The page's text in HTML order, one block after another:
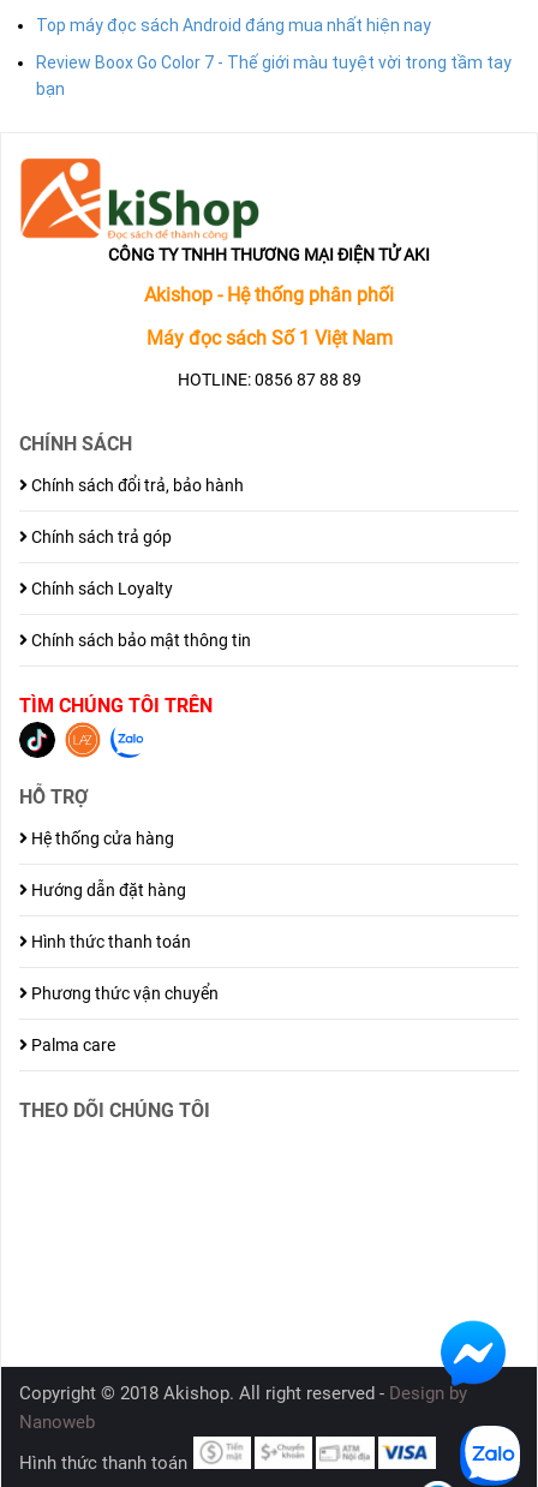
Top máy đọc sách Android đáng mua nhất hiện nay
Review Boox Go Color 7 - Thế giới màu tuyệt vời trong tầm tay
bạn
CÔNG TY TNHH THƯƠNG MẠI ĐIỆN TỬ AKI
Akishop - Hệ thống phân phối
Máy đọc sách Số 1 Việt Nam
HOTLINE: 0856 87 88 89
CHÍNH SÁCH
Chính sách đổi trả, bảo hành
Chính sách trả góp
Chính sách Loyalty
Chính sách bảo mật thông tin
TÌM CHÚNG TÔI TRÊN
HỖ TRỢ
Hệ thống cửa hàng
Hướng dẫn đặt hàng
Hình thức thanh toán
Phương thức vận chuyển
Palma care
THEO DÕI CHÚNG TÔI
Copyright © 2018 Akishop. All right reserved - Design by
Nanoweb
Hình thức thanh toán